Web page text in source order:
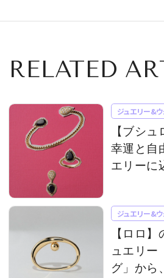
RELATED
ジュエリー&ウ
【ブシ
幸運と自
エリーに
ジュエリー&ウ
【ロロ
ュエリー
グ」から